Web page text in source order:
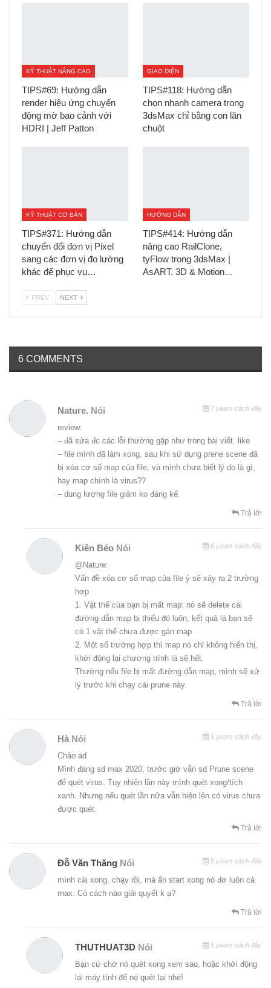
KỸ THUẬT NÂNG CAO
TIPS#69: Hướng dẫn
render hiệu ứng chuyển
động mờ bao cảnh với
HDRI | Jeff Patton
GIAO DIỆN
TIPS#118: Hướng dẫn
chọn nhanh camera trong
3dsMax chỉ bằng con lăn
chuột
KỸ THUẬT CƠ BẢN
TIPS#371: Hướng dẫn
chuyển đổi đơn vị Pixel
sang các đơn vị đo lường
khác để phục vụ…
HƯỚNG DẪN
TIPS#414: Hướng dẫn
nâng cao RailClone,
tyFlow trong 3dsMax |
AsART. 3D & Motion…
PREV NEXT
6 COMMENTS
Nature. Nói 7 years cách đây
review:
– đã sửa đc các lỗi thường gặp như trong bài viết. like
– file mình đã làm xong, sau khi sử dụng prene scene đã
bị xóa cơ số map của file, và mình chưa biết lý do là gì,
hay map chính là virus??
– dung lượng file giảm ko đáng kể.
Trả lời
Kiên Béo Nói 6 years cách đây
@Nature:
Vấn đề xóa cơ số map của file ý sẽ xảy ra 2 trường
hợp
1. Vật thể của bạn bị mất map: nó sẽ delete cái
đường dẫn map bị thiếu đó luôn, kết quả là bạn sẽ
có 1 vật thể chưa được gán map
2. Một số trường hợp thì map nó chỉ không hiển thị,
khởi động lại chương trình là sẽ hết.
Thường nếu file bị mất đường dẫn map, mình sẽ xử
lý trước khi chạy cái prune này.
Trả lời
Hà Nói 5 years cách đây
Chào ad
Mình đang sd max 2020, trước giờ vẫn sd Prune scene
để quét virus. Tuy nhiên lần này mình quét xong/tích
xanh. Nhưng nếu quét lần nữa vẫn hiện lên có virus chưa
được quét.
Trả lời
Đỗ Văn Thăng Nói 5 years cách đây
mình cài xong, chạy rồi, mà ấn start xong nó đơ luôn cả
max. Có cách nào giải quyết k ạ?
Trả lời
THUTHUAT3D Nói 5 years cách đây
Bạn cứ chờ nó quét xong xem sao, hoặc khởi động
lại máy tính để nó quét lại nhé!